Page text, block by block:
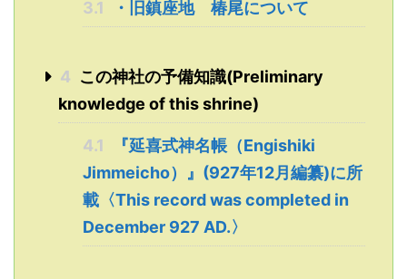
3.1 ・旧鎮座地 椿尾について
4 この神社の予備知識(Preliminary
knowledge of this shrine)
4.1
『延喜式神名帳（Engishiki
Jimmeicho）』(927年12月編纂)に所
載〈This record was completed in
December 927 AD.〉